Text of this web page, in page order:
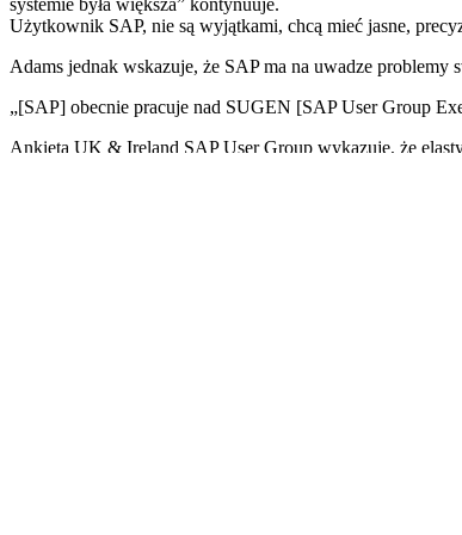
systemie była większa” kontynuuje.
Użytkownik SAP, nie są wyjątkami, chcą mieć jasne,
Adams jednak wskazuje, że SAP ma na uwadze
„[SAP] obecnie pracuje nad SUGEN [SAP User Group
Ankieta UK & Ireland SAP User Group wykazuje, że